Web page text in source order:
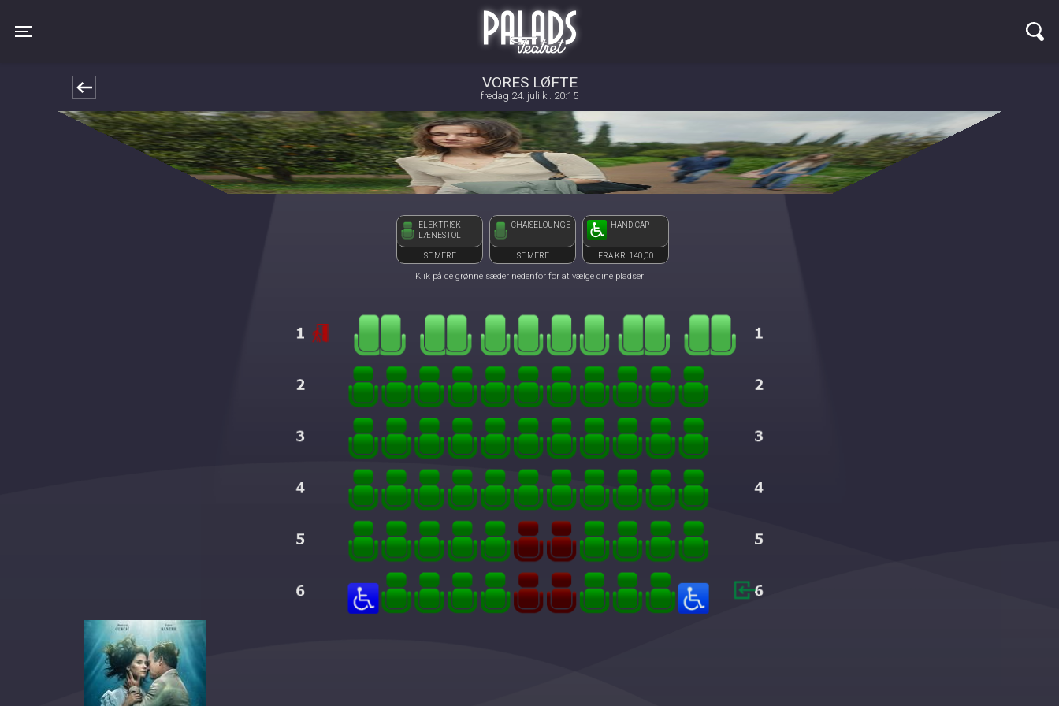
Palads Teatret
VORES LØFTE
fredag 24. juli kl. 20:15
ELEKTRISK
LÆNESTOL
SE MERE
CHAISELOUNGE
SE MERE
HANDICAP
FRA KR. 140,00
Klik på de grønne sæder nedenfor for at vælge dine pladser
front03-cc 101705